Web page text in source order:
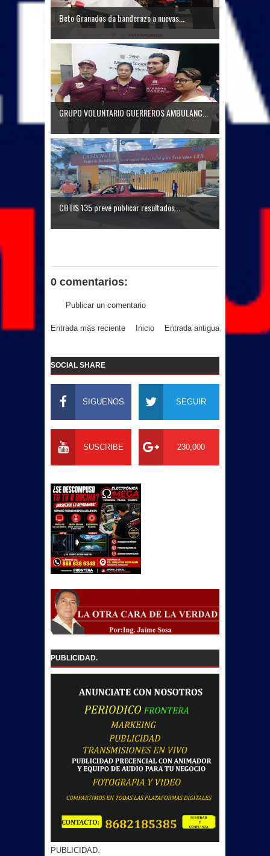
Beto Granados da banderazo a nuevas...
GRUPO VOLUNTARIO GUERREROS AMBULANC...
CBTIS 135 prevé publicar resultados...
0 comentarios:
Publicar un comentario
Entrada más reciente Entrada antigua
Inicio
SOCIAL SHARE
SIGUENOS SEGUIR
SUSCRIBE 230,000
PUBLICIDAD.
PUBLICIDAD.